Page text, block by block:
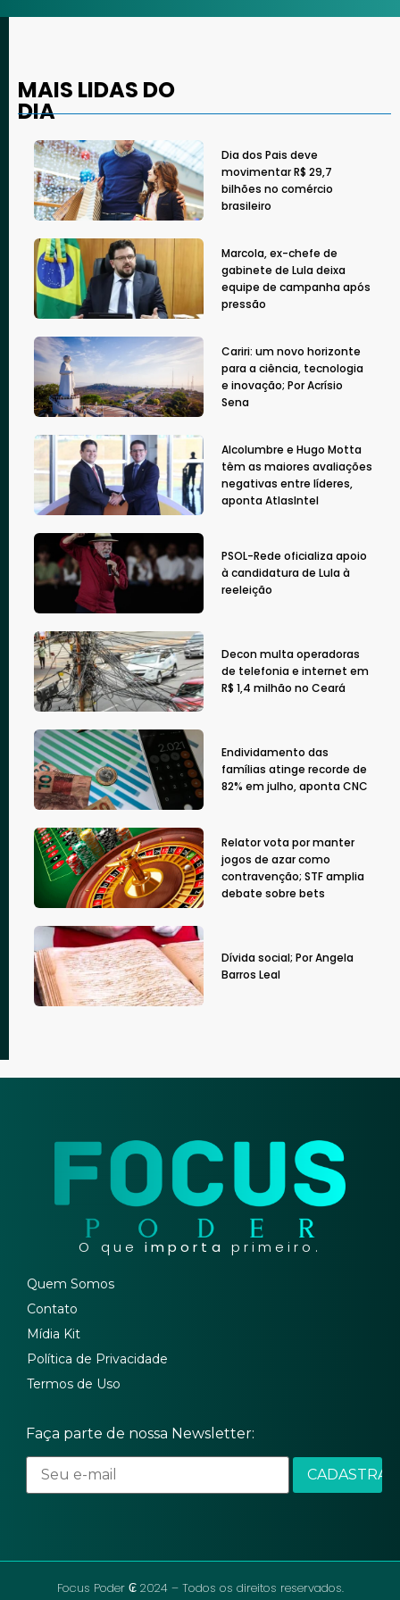
MAIS LIDAS DO
DIA
Dia dos Pais deve
movimentar R$ 29,7
bilhões no comércio
brasileiro
Marcola, ex-chefe de
gabinete de Lula deixa
equipe de campanha após
pressão
Cariri: um novo horizonte
para a ciência, tecnologia
e inovação; Por Acrísio
Sena
Alcolumbre e Hugo Motta
têm as maiores avaliações
negativas entre líderes,
aponta AtlasIntel
PSOL-Rede oficializa apoio
à candidatura de Lula à
reeleição
Decon multa operadoras
de telefonia e internet em
R$ 1,4 milhão no Ceará
Endividamento das
famílias atinge recorde de
82% em julho, aponta CNC
Relator vota por manter
jogos de azar como
contravenção; STF amplia
debate sobre bets
Dívida social; Por Angela
Barros Leal
O que importa primeiro.
Quem Somos
Contato
Mídia Kit
Política de Privacidade
Termos de Uso
Faça parte de nossa Newsletter:
Focus Poder ₢ 2024 – Todos os direitos reservados.